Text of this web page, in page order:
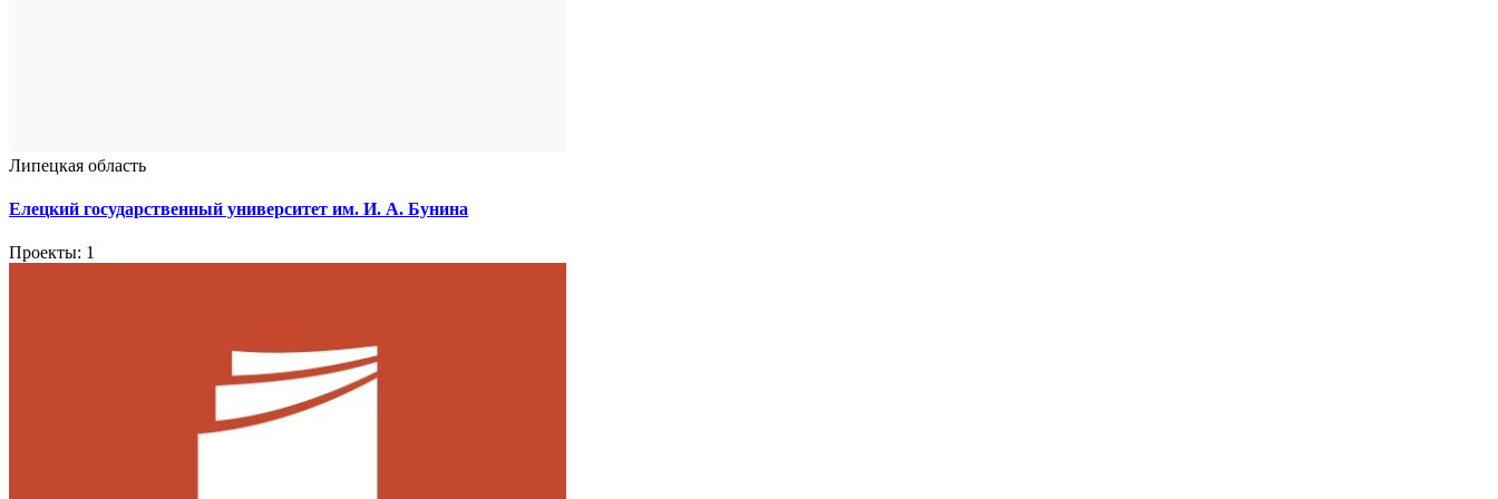
Липецкая область
Елецкий государственный университет им. И. А. Бунина
Проекты: 1